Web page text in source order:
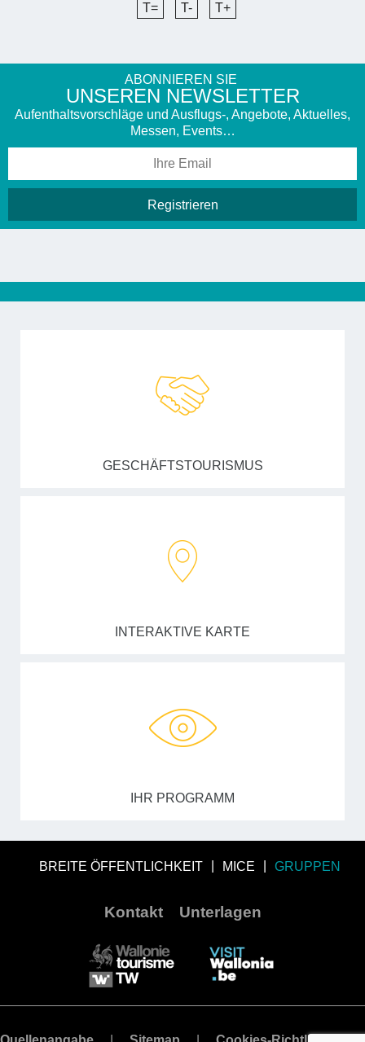
T= T- T+
ABONNIEREN SIE
UNSEREN NEWSLETTER
Aufenthaltsvorschläge und Ausflugs-, Angebote, Aktuelles,
Messen, Events…
GESCHÄFTSTOURISMUS
INTERAKTIVE KARTE
IHR PROGRAMM
BREITE ÖFFENTLICHKEIT MICE GRUPPEN
Kontakt Unterlagen